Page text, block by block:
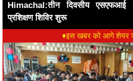
Himachal:तीन दिवसीय एसएफआई
प्रशिक्षण शिविर शुरू
♦इस खबर को आगे शेयर